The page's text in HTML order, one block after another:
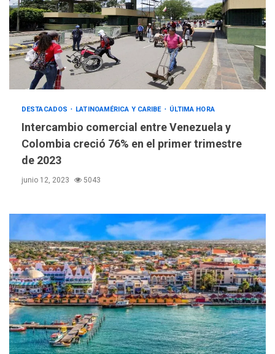
DESTACADOS LATINOAMÉRICA Y CARIBE ÚLTIMA HORA
Intercambio comercial entre Venezuela y
Colombia creció 76% en el primer trimestre
de 2023
junio 12, 2023 5043